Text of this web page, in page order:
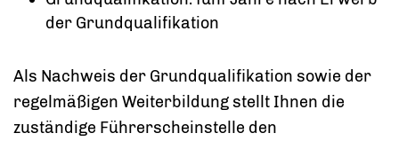
der Grundqualifikation
Als Nachweis der Grundqualifikation sowie der
regelmäßigen Weiterbildung stellt Ihnen die
zuständige Führerscheinstelle den